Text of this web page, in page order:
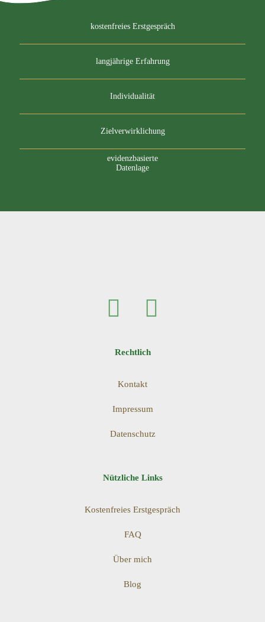
kostenfreies Erstgespräch
langjährige Erfahrung
Individualität
Zielverwirklichung
evidenzbasierte
Datenlage
Rechtlich
Kontakt
Impressum
Datenschutz
Nützliche Links
Kostenfreies Erstgespräch
FAQ
Über mich
Blog